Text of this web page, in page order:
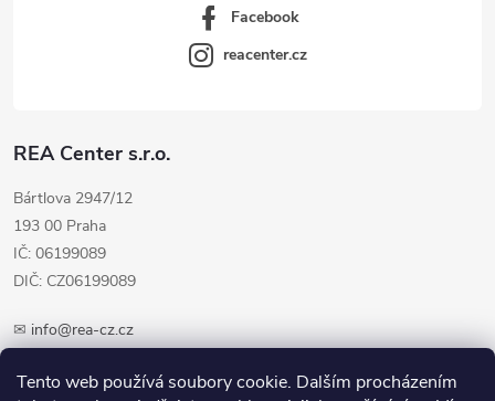
Tento web používá soubory cookie. Dalším procházením
REA Center s.r.o.
Bártlova 2947/12
193 00 Praha
IČ: 06199089
DIČ: CZ06199089
✉ info@rea-cz.cz
Facebook
reacenter.cz